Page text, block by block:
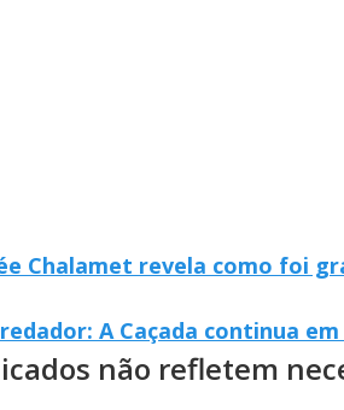
Chalamet revela como foi
A Caçada continua
não refletem